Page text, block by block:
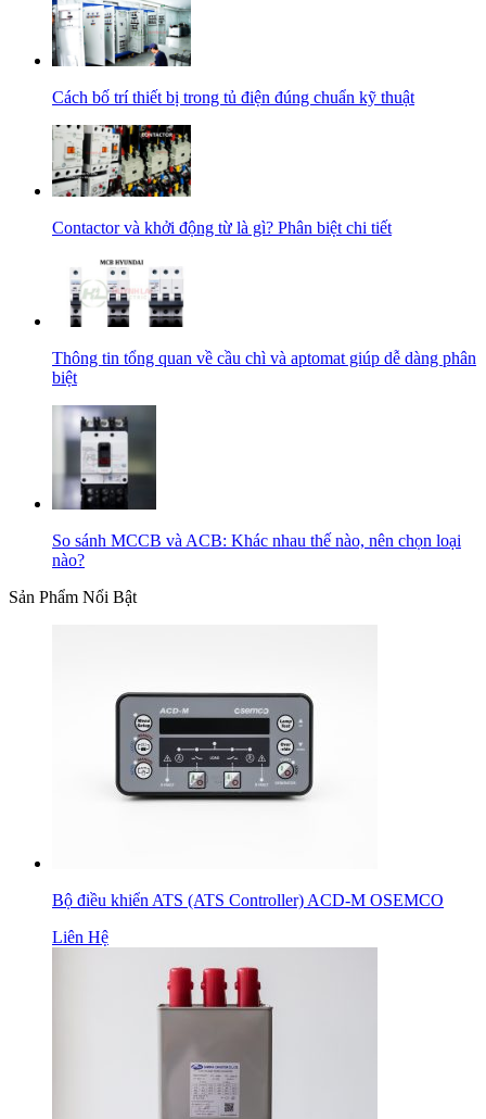
Cách bố trí thiết bị trong tủ điện đúng chuẩn kỹ thuật
Contactor và khởi động từ là gì? Phân biệt chi tiết
Thông tin tổng quan về cầu chì và aptomat giúp dễ dàng phân
biệt
So sánh MCCB và ACB: Khác nhau thế nào, nên chọn loại
nào?
Sản Phẩm Nổi Bật
Bộ điều khiển ATS (ATS Controller) ACD-M OSEMCO
Liên Hệ